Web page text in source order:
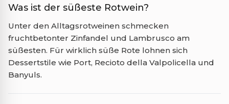
Was ist der süßeste Rotwein?
Unter den Alltagsrotweinen schmecken
fruchtbetonter Zinfandel und Lambrusco am
süßesten. Für wirklich süße Rote lohnen sich
Dessertstile wie Port, Recioto della Valpolicella und
Banyuls.